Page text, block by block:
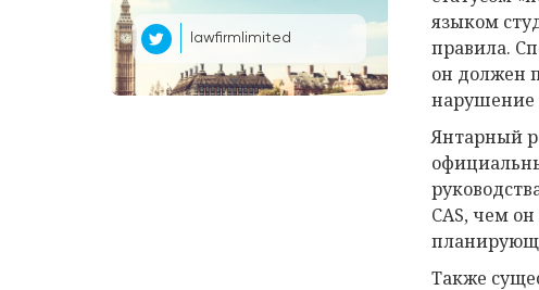
lawfirmlimited
языком
правила.
он должен
нарушение
Янтарный
CAS, чем
Также